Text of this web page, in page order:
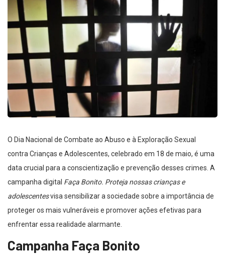
O Dia Nacional de Combate ao Abuso e à Exploração Sexual
contra Crianças e Adolescentes, celebrado em 18 de maio, é uma
data crucial para a conscientização e prevenção desses crimes. A
campanha digital Faça Bonito. Proteja nossas crianças e
adolescentesvisa sensibilizar a sociedade sobre a importância de
proteger os mais vulneráveis e promover ações efetivas para
enfrentar essa realidade alarmante.
Campanha Faça Bonito